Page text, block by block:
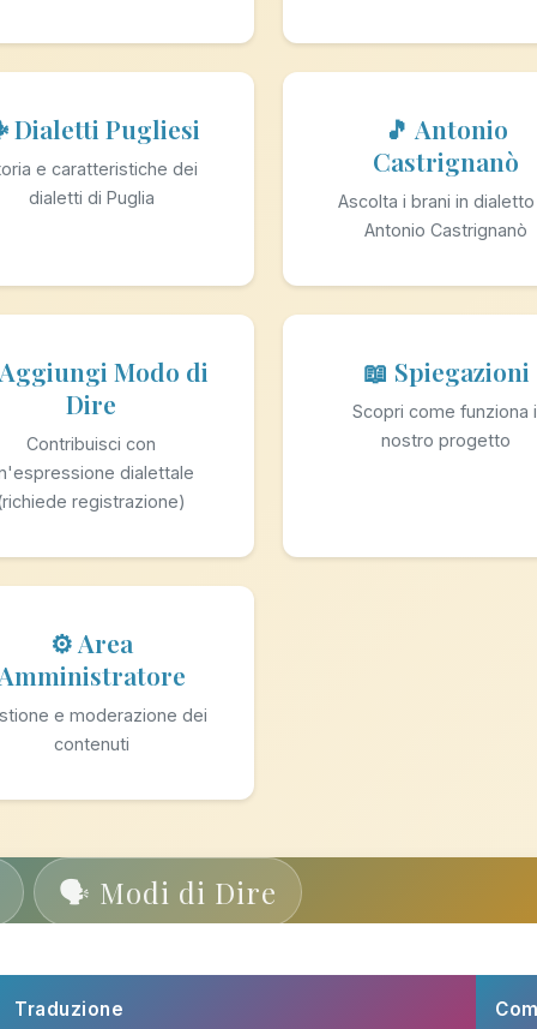
Pugliesi
e caratteristiche dei
dialetti di Puglia
🎵 Antonio
Castrignanò
Ascolta i brani in
Antonio Castrignanò
Aggiungi Modo di
Dire
Contribuisci con
dialettale
registrazione)
📖 Spiegazioni
Scopri come funziona
nostro progetto
⚙️ Area
e moderazione dei
contenuti
🗣️ Modi di Dire
Traduzione